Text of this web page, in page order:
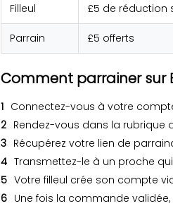
Filleul £5 de réduction
Parrain £5 offerts
Comment parrainer sur
Connectez-vous à votre
Rendez-vous dans la
Récupérez votre lien de
Transmettez-le à un proche
Votre filleul crée son compte
Une fois la commande